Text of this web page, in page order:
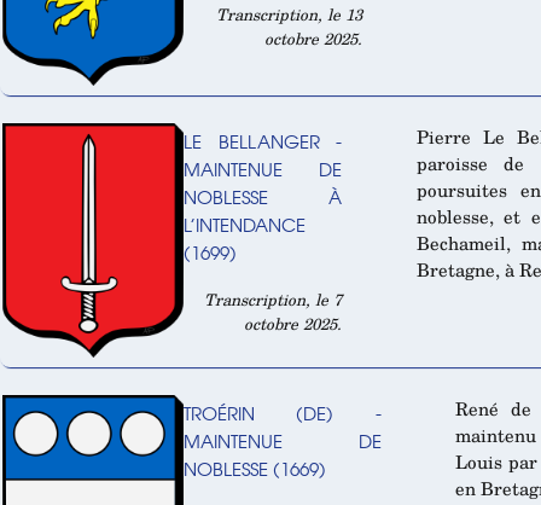
Transcription, le 13
octobre 2025.
LE BELLANGER -
MAINTENUE DE
NOBLESSE À
L’INTENDANCE
(1699)
Transcription, le 7
octobre 2025.
Pierre Le
paroisse de
poursuites
noblesse, et
Bechameil,
Bretagne, à
TROÉRIN (DE) -
MAINTENUE DE
NOBLESSE (1669)
René
Louis
en